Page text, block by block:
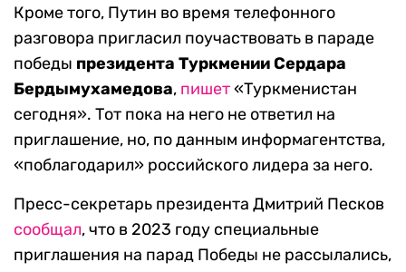
Кроме того, Путин во время телефонного
разговора пригласил поучаствовать в параде
победы президента Туркмении Сердара
Бердымухамедова, пишет«Туркменистан
сегодня». Тот пока на него не ответил на
приглашение, но, по данным информагентства,
«поблагодарил» российского лидера за него.
Пресс-секретарь президента Дмитрий Песков
сообщал, что в 2023 году специальные
приглашения на парад Победы не рассылались,